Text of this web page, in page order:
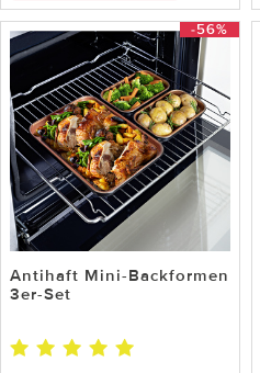
-56%
Antihaft Mini-Backformen
3er-Set